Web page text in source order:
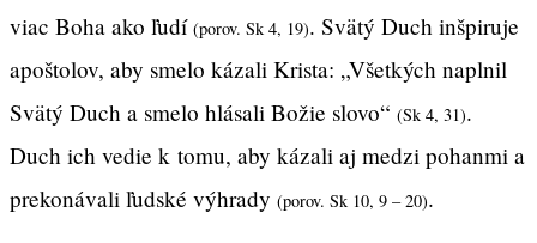
viac Boha ako ľudí (porov. Sk 4, 19). Svätý Duch inšpiruje
apoštolov, aby smelo kázali Krista: „Všetkých naplnil
Svätý Duch a smelo hlásali Božie slovo“ (Sk 4, 31).
Duch ich vedie k tomu, aby kázali aj medzi pohanmi a
prekonávali ľudské výhrady (porov. Sk 10, 9 – 20).